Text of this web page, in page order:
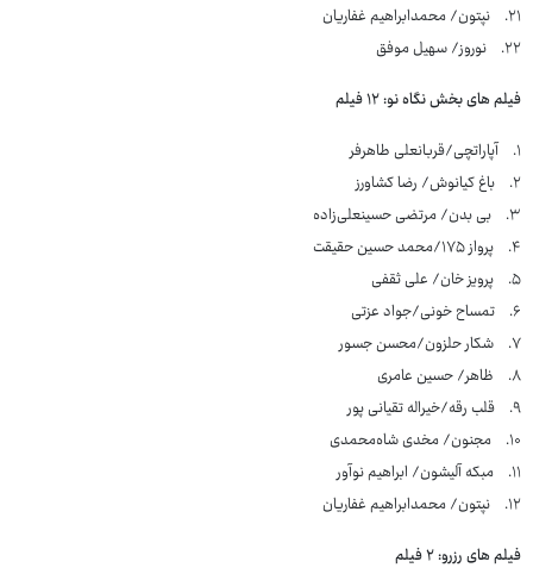
۲۱. نپتون/ محمدابراهیم غفاریان
۲۲. نوروز/ سهیل موفق
فیلم های بخش نگاه نو: ۱۲ فیلم
۱. آپاراتچی/قربانعلی طاهرفر
۲. باغ کیانوش/ رضا کشاورز
۳. بی بدن/ مرتضی حسینعلی‌زاده
۴. پرواز ۱۷۵/محمد حسین حقیقت
۵. پرویز خان/ علی ثقفی
۶. تمساح خونی/جواد عزتی
۷. شکار حلزون/محسن جسور
۸. ظاهر/ حسین عامری
۹. قلب رقه/خیراله تقیانی پور
۱۰. مجنون/ مخدی شاه‌محمدی
۱۱. مبکه آلیشون/ ابراهیم نوآور
۱۲. نپتون/ محمدابراهیم غفاریان
فیلم های رزرو: ۲ فیلم